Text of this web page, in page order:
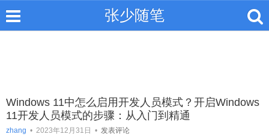
张少随笔
Windows 11中怎么启用开发人员模式？开启Windows
11开发人员模式的步骤：从入门到精通
zhang • 2023年12月31日 • 发表评论